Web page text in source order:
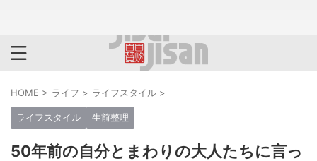
HOME > ライフ > ライフスタイル >
ライフスタイル 生前整理
50年前の自分とまわりの大人たちに言っ